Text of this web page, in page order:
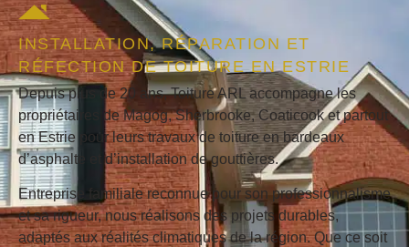
INSTALLATION, RÉPARATION ET
RÉFECTION DE TOITURE EN ESTRIE
Depuis plus de 20 ans, Toiture ARL accompagne les
propriétaires de Magog, Sherbrooke, Coaticook et partout
en Estrie pour leurs travaux de toiture en bardeaux
d’asphalte et d’installation de gouttières.
Entreprise familiale reconnue pour son professionnalisme
et sa rigueur, nous réalisons des projets durables,
adaptés aux réalités climatiques de la région. Que ce soit